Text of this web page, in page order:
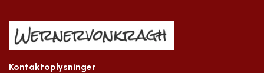
Kontaktoplysninger